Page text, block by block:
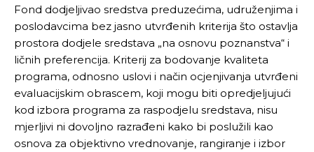
Fond dodjeljivao sredstva preduzećima, udruženjima i
poslodavcima bez jasno utvrđenih kriterija što ostavlja
prostora dodjele sredstava „na osnovu poznanstva“ i
ličnih preferencija. Kriterij za bodovanje kvaliteta
programa, odnosno uslovi i način ocjenjivanja utvrđeni
evaluacijskim obrascem, koji mogu biti opredjeljujući
kod izbora programa za raspodjelu sredstava, nisu
mjerljivi ni dovoljno razrađeni kako bi poslužili kao
osnova za objektivno vrednovanje, rangiranje i izbor